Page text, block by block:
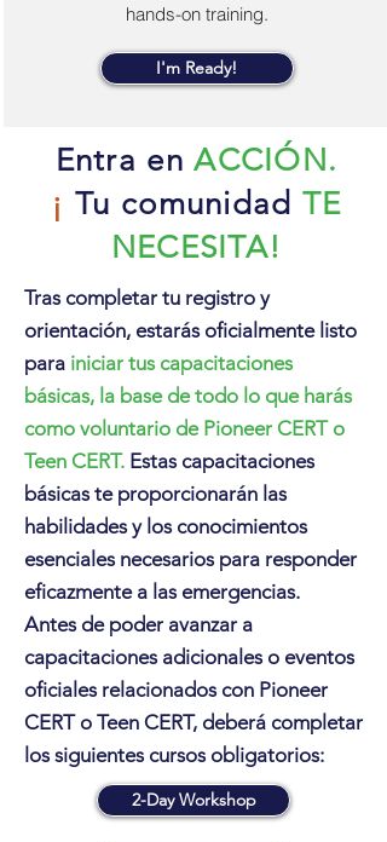
hands-on training.
I'm Ready!
Entra en ACCIÓN.
¡Tu comunidad TE
NECESITA!
Tras completar tu registro y
orientación, estarás oficialmente listo
para iniciar tus capacitaciones
básicas, la base de todo lo que harás
como voluntario de Pioneer CERT o
Teen CERT. Estas capacitaciones
básicas te proporcionarán las
habilidades y los conocimientos
esenciales necesarios para responder
eficazmente a las emergencias.
Antes de poder avanzar a
capacitaciones adicionales o eventos
oficiales relacionados con Pioneer
CERT o Teen CERT, deberá completar
los siguientes cursos obligatorios:
2-Day Workshop